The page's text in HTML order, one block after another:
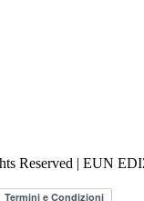
Reserved | EUN